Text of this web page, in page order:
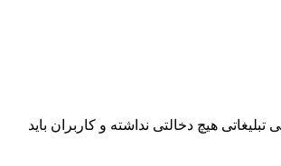
هیچ دخالتی نداشته و کاربران باید